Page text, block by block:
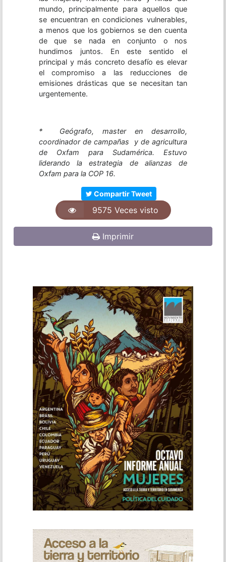
mundo, principalmente para aquellos que
se encuentran en condiciones vulnerables,
a menos que los gobiernos se den cuenta
de que se nada en conjunto o nos
hundimos juntos. En este sentido el
principal y más concreto desafío es elevar
el compromiso a las reducciones de
emisiones drásticas que se necesitan tan
urgentemente.
* Geógrafo, master en desarrollo,
coordinador de campañas y de agricultura
de Oxfam para Sudamérica. Estuvo
liderando la estrategia de alianzas de
Oxfam para la COP 16.
Compartir Tweet
9575 Veces visto
Imprimir